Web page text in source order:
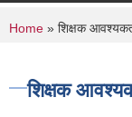
र दुर्वाशा
You are
Home » शिक्षक
शिक्षक